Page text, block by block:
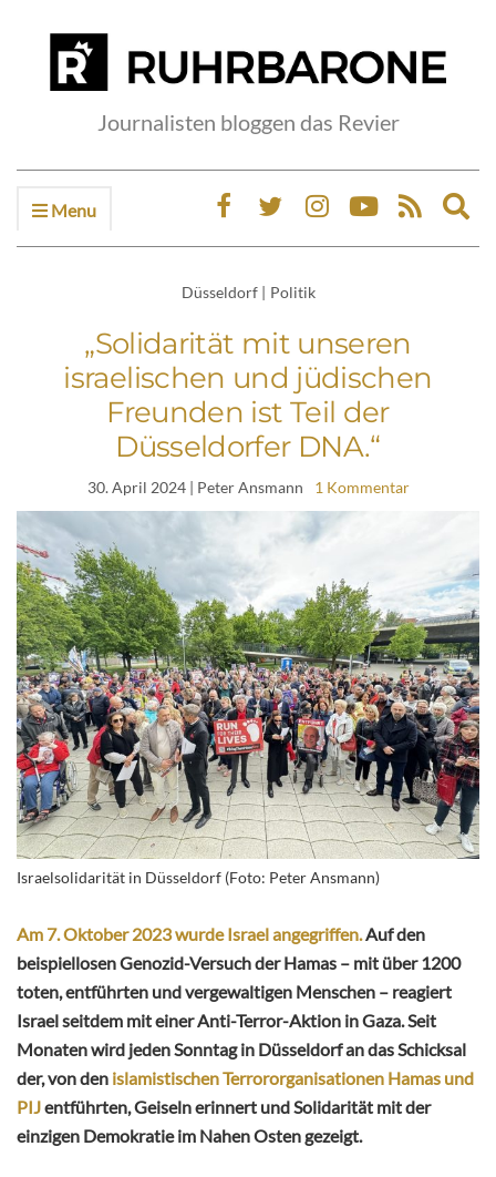
Journalisten bloggen das Revier
Menu
Düsseldorf | Politik
„Solidarität mit unseren
israelischen und jüdischen
Freunden ist Teil der
Düsseldorfer DNA.“
30. April 2024| Peter Ansmann 1 Kommentar
Israelsolidarität in Düsseldorf (Foto: Peter Ansmann)
Am 7. Oktober 2023 wurde Israel angegriffen.Auf den
beispiellosen Genozid-Versuch der Hamas – mit über 1200
toten, entführten und vergewaltigen Menschen – reagiert
Israel seitdem mit einer Anti-Terror-Aktion in Gaza. Seit
Monaten wird jeden Sonntag in Düsseldorf an das Schicksal
der, von den islamistischen Terrororganisationen Hamas und
PIJentführten, Geiseln erinnert und Solidarität mit der
einzigen Demokratie im Nahen Osten gezeigt.